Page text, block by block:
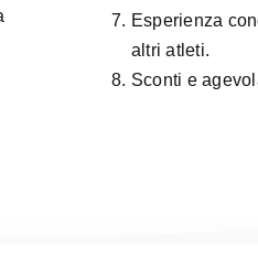
Esperienza
altri atleti.
Sconti e